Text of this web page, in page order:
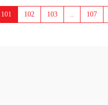
101 102 103 .. 107